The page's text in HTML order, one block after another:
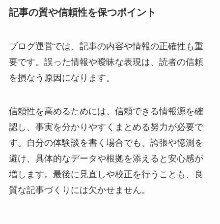
記事の質や信頼性を保つポイント
ブログ運営では、記事の内容や情報の正確性も重
要です。誤った情報や曖昧な表現は、読者の信頼
を損なう原因になります。
信頼性を高めるためには、信頼できる情報源を確
認し、事実を分かりやすくまとめる努力が必要で
す。自分の体験談を書く場合でも、誇張や憶測を
避け、具体的なデータや根拠を添えると安心感が
増します。最後に見直しや校正を行うことも、良
質な記事づくりには欠かせません。